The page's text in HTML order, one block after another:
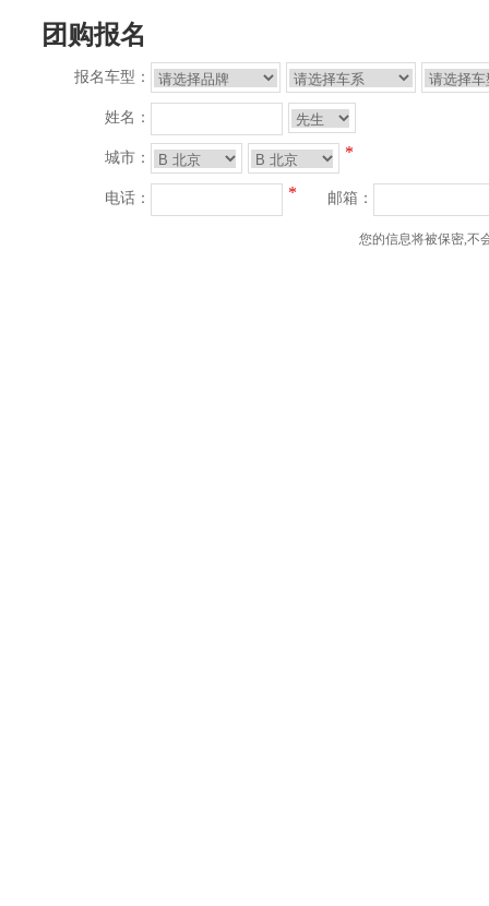
团购报名
报名车型：
姓名：
城市： *
电话： * 邮箱：
您的信息将被保密,不